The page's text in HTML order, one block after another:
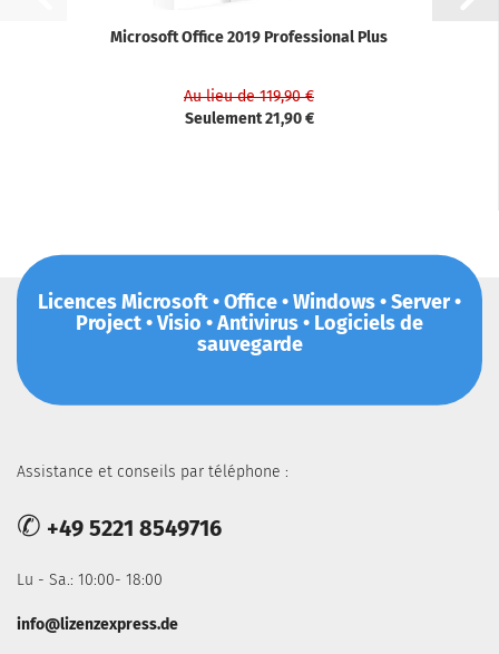
Microsoft Office 2019 Professional Plus
Au lieu de 119,90 €
Seulement 21,90 €
Licences Microsoft • Office • Windows • Server •
Project • Visio • Antivirus • Logiciels de
sauvegarde
Assistance et conseils par téléphone :
✆ +49 5221 8549716
Lu - Sa.: 10:00- 18:00
info@lizenzexpress.de